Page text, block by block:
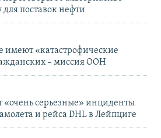
поставок нефти
имеют «катастрофические
– миссия ООН
«очень серьезные» инциденты
и рейса DHL в Лейпциге